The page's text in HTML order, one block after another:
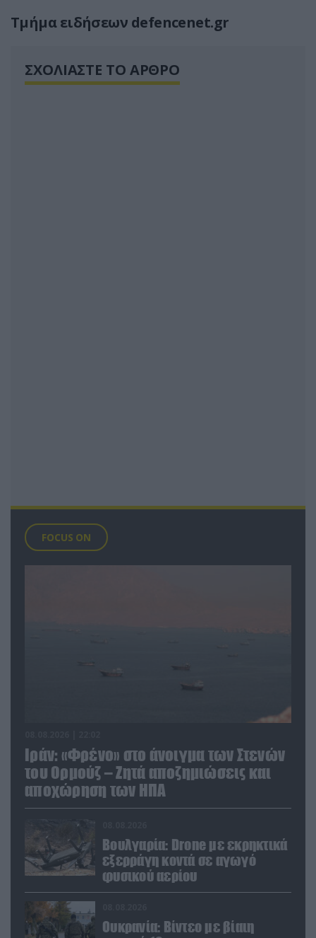
Τμήμα ειδήσεων defencenet.gr
ΣΧΟΛΙΑΣΤΕ ΤΟ ΑΡΘΡΟ
FOCUS ON
Ιράν: «Φρένο» στο άνοιγμα των Στενών
του Ορμούζ – Ζητά αποζημιώσεις και
αποχώρηση των ΗΠΑ
Βουλγαρία: Drone με εκρηκτικά
εξερράγη κοντά σε αγωγό
φυσικού αερίου
Ουκρανία: Βίντεο με βίαιη